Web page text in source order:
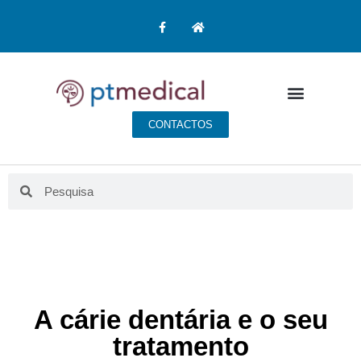
CONTACTOS
A cárie dentária e o seu
tratamento